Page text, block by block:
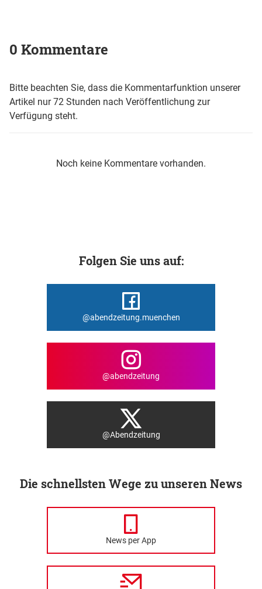
0 Kommentare
Bitte beachten Sie, dass die Kommentarfunktion unserer
Artikel nur 72 Stunden nach Veröffentlichung zur
Verfügung steht.
Noch keine Kommentare vorhanden.
Folgen Sie uns auf:
@abendzeitung.muenchen
@abendzeitung
@Abendzeitung
Die schnellsten Wege zu unseren News
News per App